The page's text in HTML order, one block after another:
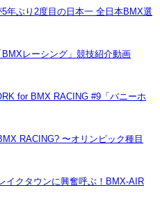
5年ぶり2度目の日本一 全日本BMX選
BMXレーシング」競技紹介動画
for BMX RACING #9「バニーホ
RACING? 〜オリンピック種目
イクタウンに興奮呼ぶ！BMX-AIR